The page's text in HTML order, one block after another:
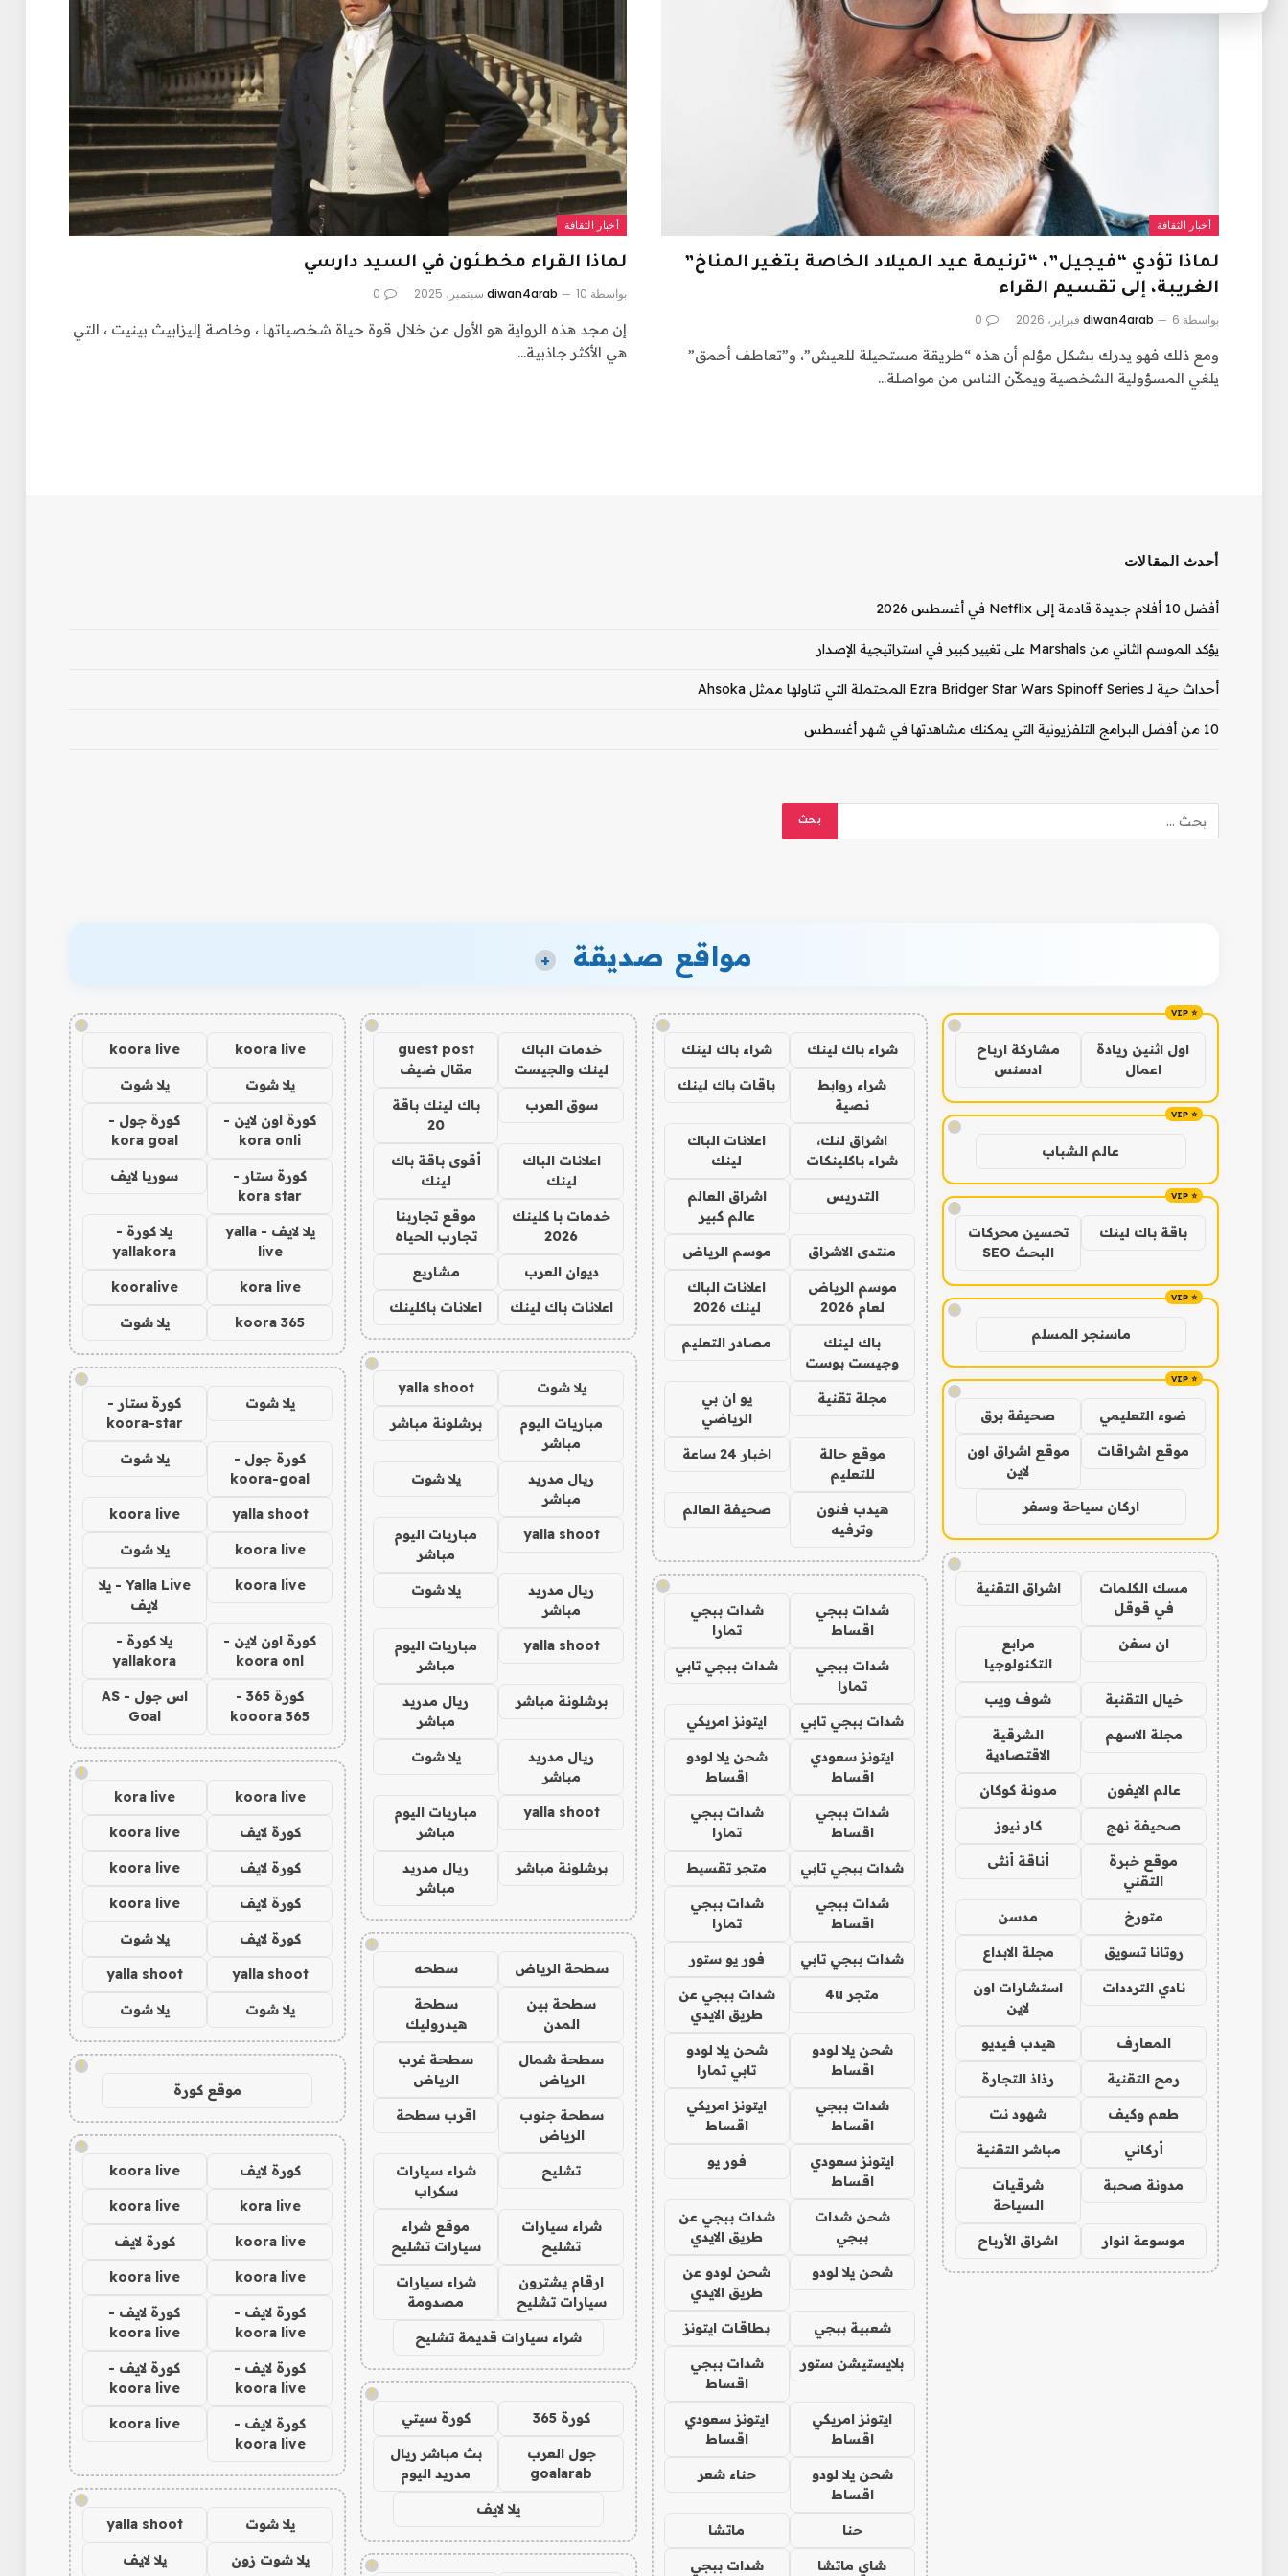
أخبار الثقافة
لماذا تؤدي “فيجيل”، “ترنيمة عيد الميلاد الخاصة بتغير المناخ”
الغريبة، إلى تقسيم القراء
بواسطة diwan4arab 6 فبراير، 2026 0
ومع ذلك فهو يدرك بشكل مؤلم أن هذه “طريقة مستحيلة للعيش”، و”تعاطف أحمق”
يلغي المسؤولية الشخصية ويمكّن الناس من مواصلة…
أخبار الثقافة
لماذا القراء مخطئون في السيد دارسي
بواسطة diwan4arab 10 سبتمبر، 2025 0
إن مجد هذه الرواية هو الأول من خلال قوة حياة شخصياتها ، وخاصة إليزابيث بينيت ، التي
هي الأكثر جاذبية…
أحدث المقالات
أفضل 10 أفلام جديدة قادمة إلى Netflix في أغسطس 2026
يؤكد الموسم الثاني من Marshals على تغيير كبير في استراتيجية الإصدار
أحداث حية لـ Ezra Bridger Star Wars Spinoff Series المحتملة التي تناولها ممثل Ahsoka
10 من أفضل البرامج التلفزيونية التي يمكنك مشاهدتها في شهر أغسطس
مواقع صديقة +
!
اول اثنين ريادة
اعمال
مشاركة ارباح
ادسنس
!
عالم الشباب
!
باقة باك لينك
تحسين محركات
البحث SEO
!
ماسنجر المسلم
!
ضوء التعليمي صحيفة برق
موقع اشراقات
موقع اشراق اون
لاين
اركان سياحة وسفر
!
مسك الكلمات
في قوقل
اشراق التقنية
ان سفن
مرابع
التكنولوجيا
خيال التقنية شوف ويب
مجلة الاسهم
الشرقية
الاقتصادية
عالم الايفون مدونة كوكان
صحيفة نهج كار نيوز
موقع خبرة
التقني
أناقة أنثى
متورخ مدسن
روتانا تسويق مجلة الابداع
نادي الترددات
استشارات اون
لاين
المعارف هيدب فيديو
رمح التقنية رذاذ التجارة
طعم وكيف شهود نت
أركاني مباشر التقنية
مدونة صحبة
شرقيات
السياحة
موسوعة انوار اشراق الأرباح
!
شراء باك لينك شراء باك لينك
شراء روابط
نصية
باقات باك لينك
اشراق لنك،
شراء باكلينكات
اعلانات الباك
لينك
التدريس
اشراق العالم
عالم كبير
منتدى الاشراق موسم الرياض
موسم الرياض
لعام 2026
اعلانات الباك
لينك 2026
باك لينك
وجيست بوست
مصادر التعليم
مجلة تقنية
يو ان بي
الرياضي
موقع حالة
للتعليم
اخبار 24 ساعة
هيدب فنون
وترفيه
صحيفة العالم
!
شدات ببجي
اقساط
شدات ببجي
تمارا
شدات ببجي
تمارا
شدات ببجي تابي
شدات ببجي تابي ايتونز امريكي
ايتونز سعودي
اقساط
شحن يلا لودو
اقساط
شدات ببجي
اقساط
شدات ببجي
تمارا
شدات ببجي تابي متجر تقسيط
شدات ببجي
اقساط
شدات ببجي
تمارا
شدات ببجي تابي فور يو ستور
متجر 4u
شدات ببجي عن
طريق الايدي
شحن يلا لودو
اقساط
شحن يلا لودو
تابي تمارا
شدات ببجي
اقساط
ايتونز امريكي
اقساط
ايتونز سعودي
اقساط
فور يو
شحن شدات
ببجي
شدات ببجي عن
طريق الايدي
شحن يلا لودو
شحن لودو عن
طريق الايدي
شعبية ببجي بطاقات ايتونز
بلايستيشن ستور
شدات ببجي
اقساط
ايتونز امريكي
اقساط
ايتونز سعودي
اقساط
شحن يلا لودو
اقساط
حناء شعر
حنا ماتشا
شاي ماتشا شدات ببجي
!
خدمات الباك
لينك والجيست
guest post
مقال ضيف
سوق العرب
باك لينك باقة
20
اعلانات الباك
لينك
أقوى باقة باك
لينك
خدمات با كلينك
2026
موقع تجاربنا
تجارب الحياه
ديوان العرب مشاريع
اعلانات باك لينك اعلانات باكلينك
!
يلا شوت yalla shoot
مباريات اليوم
مباشر
برشلونة مباشر
ريال مدريد
مباشر
يلا شوت
yalla shoot
مباريات اليوم
مباشر
ريال مدريد
مباشر
يلا شوت
yalla shoot
مباريات اليوم
مباشر
برشلونة مباشر
ريال مدريد
مباشر
ريال مدريد
مباشر
يلا شوت
yalla shoot
مباريات اليوم
مباشر
برشلونة مباشر
ريال مدريد
مباشر
!
سطحة الرياض سطحه
سطحة بين
المدن
سطحة
هيدروليك
سطحة شمال
الرياض
سطحة غرب
الرياض
سطحة جنوب
الرياض
اقرب سطحة
تشليح
شراء سيارات
سكراب
شراء سيارات
تشليح
موقع شراء
سيارات تشليح
ارقام يشترون
سيارات تشليح
شراء سيارات
مصدومة
شراء سيارات قديمة تشليح
!
كورة 365 كورة سيتي
جول العرب
goalarab
بث مباشر ريال
مدريد اليوم
يلا لايف
!
!
koora live
koora live
يلا شوت يلا شوت
كورة اون لاين -
kora onli
كورة جول -
kora goal
كورة ستار -
kora star
سوريا لايف
يلا لايف - yalla
live
يلا كورة -
yallakora
kora live
kooralive
koora 365 يلا شوت
!
يلا شوت
كورة ستار -
koora-star
كورة جول -
koora-goal
يلا شوت
yalla shoot
koora live
koora live يلا شوت
koora live
Yalla Live - يلا
لايف
كورة اون لاين -
koora onl
يلا كورة -
yallakora
كورة 365 -
kooora 365
اس جول - AS
Goal
!
koora live
kora live
كورة لايف koora live
كورة لايف koora live
كورة لايف koora live
كورة لايف يلا شوت
yalla shoot
yalla shoot
يلا شوت يلا شوت
!
موقع كورة
!
كورة لايف koora live
kora live
koora live
koora live كورة لايف
koora live
koora live
كورة لايف -
koora live
كورة لايف -
koora live
كورة لايف -
koora live
كورة لايف -
koora live
كورة لايف -
koora live
koora live
!
يلا شوت yalla shoot
يلا شوت زون يلا لايف